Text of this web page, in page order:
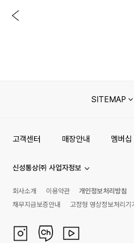
SITEMAP
고객센터 매장안내 멤버십
신성통상㈜ 사업자정보
회사소개 이용약관
개인정보처리방침
채무지급보증안내
고정형 영상정보처리기